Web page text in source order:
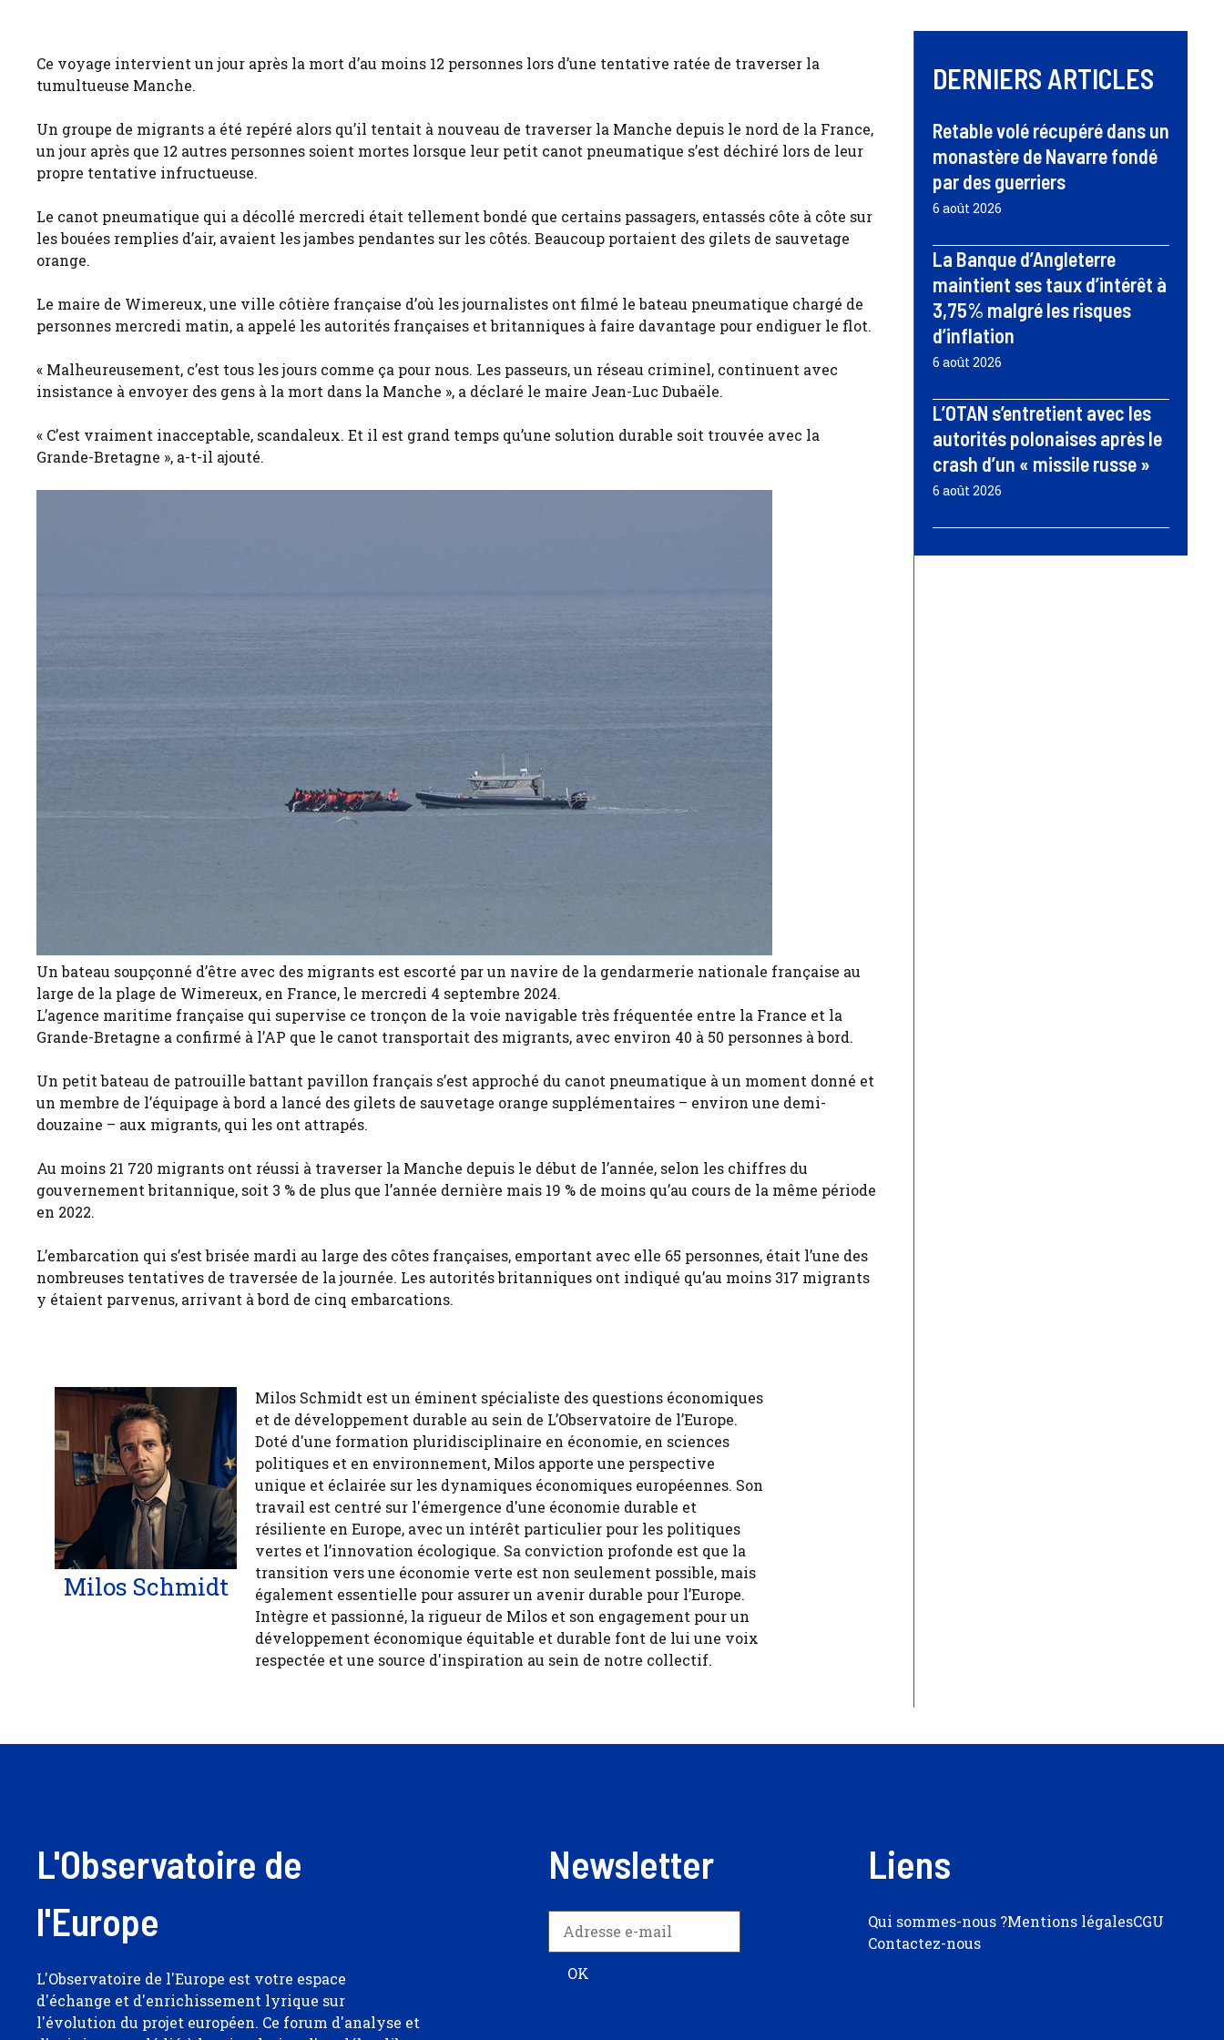
Ce voyage intervient un jour après la mort d’au moins 12 personnes lors d’une tentative ratée de traverser la
tumultueuse Manche.
Un groupe de migrants a été repéré alors qu’il tentait à nouveau de traverser la Manche depuis le nord de la France,
un jour après que 12 autres personnes soient mortes lorsque leur petit canot pneumatique s’est déchiré lors de leur
propre tentative infructueuse.
Le canot pneumatique qui a décollé mercredi était tellement bondé que certains passagers, entassés côte à côte sur
les bouées remplies d’air, avaient les jambes pendantes sur les côtés. Beaucoup portaient des gilets de sauvetage
orange.
Le maire de Wimereux, une ville côtière française d’où les journalistes ont filmé le bateau pneumatique chargé de
personnes mercredi matin, a appelé les autorités françaises et britanniques à faire davantage pour endiguer le flot.
« Malheureusement, c’est tous les jours comme ça pour nous. Les passeurs, un réseau criminel, continuent avec
insistance à envoyer des gens à la mort dans la Manche », a déclaré le maire Jean-Luc Dubaële.
« C’est vraiment inacceptable, scandaleux. Et il est grand temps qu’une solution durable soit trouvée avec la
Grande-Bretagne », a-t-il ajouté.
Un bateau soupçonné d’être avec des migrants est escorté par un navire de la gendarmerie nationale française au
large de la plage de Wimereux, en France, le mercredi 4 septembre 2024.
L’agence maritime française qui supervise ce tronçon de la voie navigable très fréquentée entre la France et la
Grande-Bretagne a confirmé à l’AP que le canot transportait des migrants, avec environ 40 à 50 personnes à bord.
Un petit bateau de patrouille battant pavillon français s’est approché du canot pneumatique à un moment donné et
un membre de l’équipage à bord a lancé des gilets de sauvetage orange supplémentaires – environ une demi-
douzaine – aux migrants, qui les ont attrapés.
Au moins 21 720 migrants ont réussi à traverser la Manche depuis le début de l’année, selon les chiffres du
gouvernement britannique, soit 3 % de plus que l’année dernière mais 19 % de moins qu’au cours de la même période
en 2022.
L’embarcation qui s’est brisée mardi au large des côtes françaises, emportant avec elle 65 personnes, était l’une des
nombreuses tentatives de traversée de la journée. Les autorités britanniques ont indiqué qu’au moins 317 migrants
y étaient parvenus, arrivant à bord de cinq embarcations.
Milos Schmidt
Milos Schmidt est un éminent spécialiste des questions économiques
et de développement durable au sein de L’Observatoire de l’Europe.
Doté d'une formation pluridisciplinaire en économie, en sciences
politiques et en environnement, Milos apporte une perspective
unique et éclairée sur les dynamiques économiques européennes. Son
travail est centré sur l'émergence d'une économie durable et
résiliente en Europe, avec un intérêt particulier pour les politiques
vertes et l’innovation écologique. Sa conviction profonde est que la
transition vers une économie verte est non seulement possible, mais
également essentielle pour assurer un avenir durable pour l’Europe.
Intègre et passionné, la rigueur de Milos et son engagement pour un
développement économique équitable et durable font de lui une voix
respectée et une source d'inspiration au sein de notre collectif.
DERNIERS ARTICLES
Retable volé récupéré dans un
monastère de Navarre fondé
par des guerriers
6 août 2026
La Banque d’Angleterre
maintient ses taux d’intérêt à
3,75% malgré les risques
d’inflation
6 août 2026
L’OTAN s’entretient avec les
autorités polonaises après le
crash d’un « missile russe »
6 août 2026
L'Observatoire de
l'Europe
L'Observatoire de l'Europe est votre espace
d'échange et d'enrichissement lyrique sur
l'évolution du projet européen. Ce forum d'analyse et
Newsletter Liens
Qui sommes-nous ?Mentions légalesCGU
Contactez-nous